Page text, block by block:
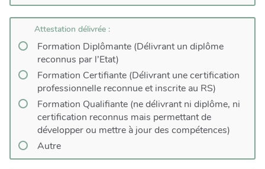
Attestation délivrée :
Formation Diplômante (Délivrant un diplôme
reconnus par l’Etat)
Formation Certifiante (Délivrant une certification
professionnelle reconnue et inscrite au RS)
Formation Qualifiante (ne délivrant ni diplôme, ni
certification reconnus mais permettant de
développer ou mettre à jour des compétences)
Autre